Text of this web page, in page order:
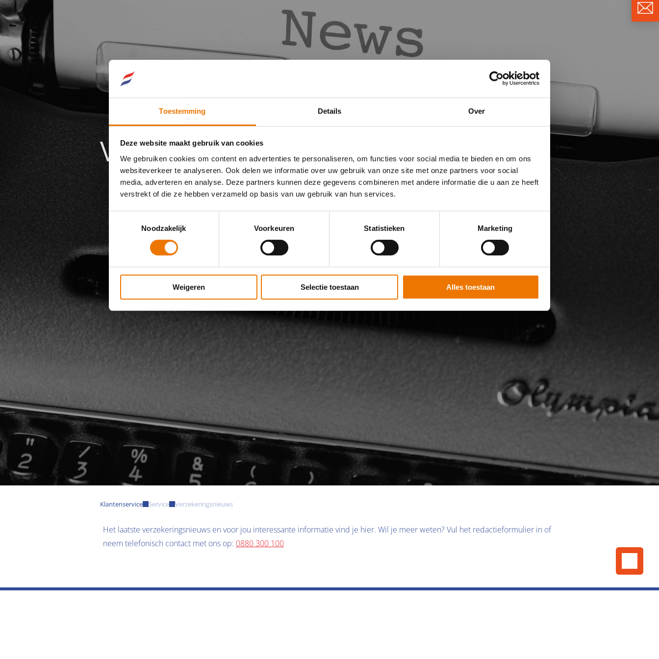
Toestemming Details Over
Deze website maakt gebruik van cookies
We gebruiken cookies om content en advertenties te personaliseren, om functies voor social media te bieden en om ons
websiteverkeer te analyseren. Ook delen we informatie over uw gebruik van onze site met onze partners voor social
media, adverteren en analyse. Deze partners kunnen deze gegevens combineren met andere informatie die u aan ze heeft
verstrekt of die ze hebben verzameld op basis van uw gebruik van hun services.
Noodzakelijk
Voorkeuren Statistieken Marketing
Weigeren Selectie toestaan Alles toestaan
Verzekeringsnieuws
Het laatste verzekeringsnieuws en voor jou interessante informatie vind je hier. Wil je meer weten? Vul het redactieformulier in of
neem telefonisch contact met ons op: 0880 300 100
Klantenservice Service Verzekeringsnieuws